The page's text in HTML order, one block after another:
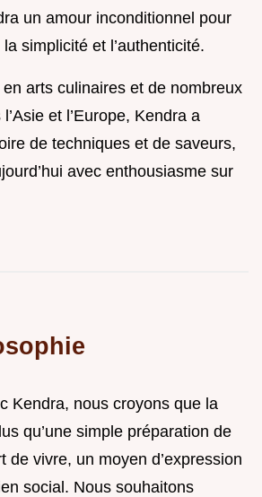
un amour inconditionnel pour
simplicité et l’authenticité.
arts culinaires et de nombreux
et l’Europe, Kendra a
de techniques et de saveurs,
avec enthousiasme sur
Kendra, nous croyons que la
qu’une simple préparation de
de vivre, un moyen d’expression
social. Nous souhaitons